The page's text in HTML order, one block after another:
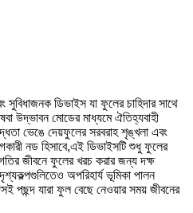
সুবিধাজনক ডিভাইস যা ফুলের চাহিদার সাথে
উদ্ভাবন মোডের মাধ্যমে ঐতিহ্যবাহী
ভেঙে দেয়ফুলের সরবরাহ শৃঙ্খলা এবং
নড হিসাবে,এই ডিভাইসটি শুধু ফুলের
জীবনে ফুলের খরচ করার জন্য দক্ষ
অপরিহার্য ভূমিকা পালন
পছন্দ যারা ফুল বেছে নেওয়ার সময় জীবনের